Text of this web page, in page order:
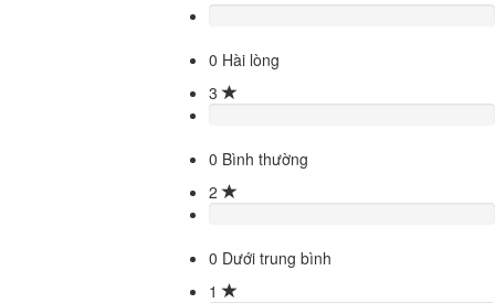
0 Hài lòng
3
0 Bình thường
2
0 Dưới trung bình
1